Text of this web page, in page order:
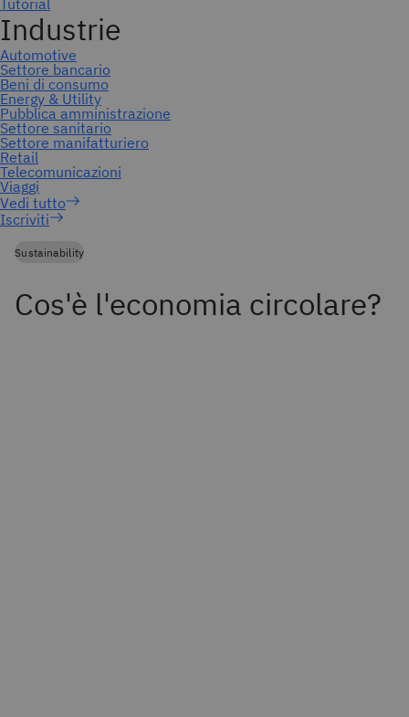
Iscriviti
Sustainability
Cos'è l'economia circolare?